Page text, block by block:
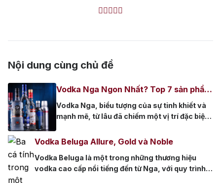
Nội dung cùng chủ đề
Vodka Nga Ngon Nhất? Top 7 sản phẩm
ngon nên thử
Vodka Nga, biểu tượng của sự tinh khiết và
mạnh mẽ, từ lâu đã chiếm một vị trí đặc biệt
thế giới. Không chỉ là một loại đồ uống,
Vodka đã trở thành thức uống quen thuộc
trong các bữa tiệc. Với nhiều thương hiệu và
chủng […]
Vodka Beluga Allure, Gold và Noble
Vodka Beluga là một trong những thương hiệu
vodka cao cấp nổi tiếng đến từ Nga, với quy trình